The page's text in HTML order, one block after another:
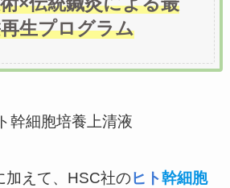
生プログラム
加えて、HSC社のヒト幹細胞